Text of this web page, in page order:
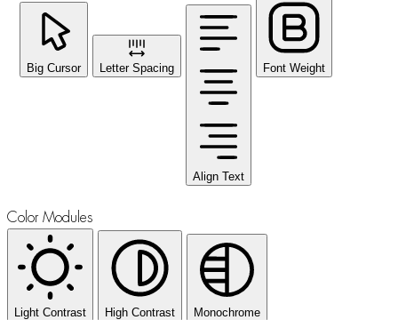
Big Cursor Letter Spacing
Align Text
Font Weight
Color Modules
Light Contrast High Contrast Monochrome